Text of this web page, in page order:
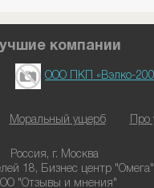
компании
ООО ПКП «Вэлко-
Моральный ущерб Про
Россия, г. Москва
18, Бизнес центр
"Отзывы и мнения"